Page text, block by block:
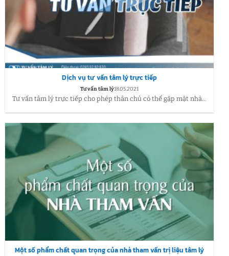
Dịch vụ tư vấn tâm lý trực tiếp
Tư vấn tâm lý18.05.2021
Tư vấn tâm lý trực tiếp cho phép thân chủ có thể gặp mặt nhà...
Một số phẩm chất quan trọng của nhà tham vấn trị liệu tâm lý